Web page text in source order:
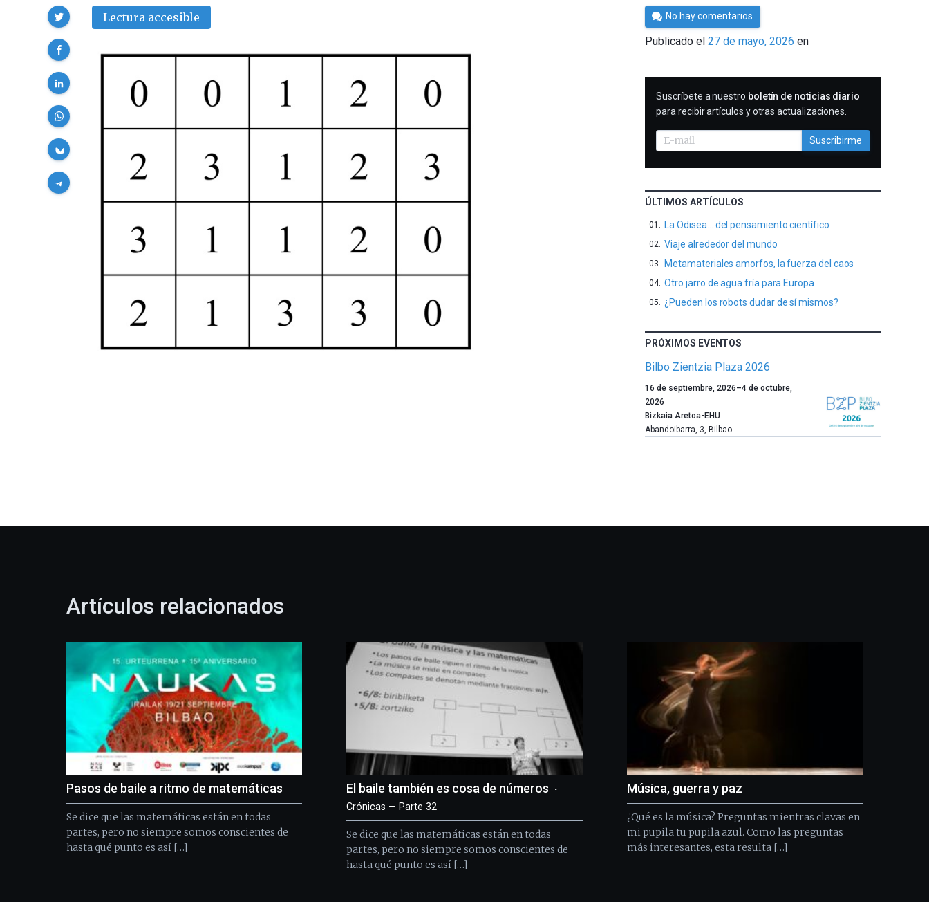
Lectura accesible
Compartir
Por
César
Tomé
No hay comentarios
Publicado el27 de mayo, 2026 en
SUSCRIBIRME
Suscríbete a nuestro boletín de noticias diario
para recibir artículos y otras actualizaciones.
Suscribirme
ÚLTIMOS ARTÍCULOS
La Odisea… del pensamiento científico
Viaje alrededor del mundo
Metamateriales amorfos, la fuerza del caos
Otro jarro de agua fría para Europa
¿Pueden los robots dudar de sí mismos?
PRÓXIMOS EVENTOS
Bilbo Zientzia Plaza 2026
Un
año
más,
Bilbao
la
festival
que
llenará
monólogos,
exposiciones,
conferencias,
docufórums
y
espectáculos
16 de septiembre, 2026–4 de octubre,
2026
Bizkaia Aretoa-EHU
Abandoibarra, 3, Bilbao
Artículos relacionados
Pasos de baile a ritmo de matemáticas
Se dice que las matemáticas están en todas
partes, pero no siempre somos conscientes de
hasta qué punto es así […]
El baile también es cosa de números
Crónicas — Parte 32
Se dice que las matemáticas están en todas
partes, pero no siempre somos conscientes de
hasta qué punto es así […]
Música, guerra y paz
¿Qué es la música? Preguntas mientras clavas en
mi pupila tu pupila azul. Como las preguntas
más interesantes, esta resulta […]